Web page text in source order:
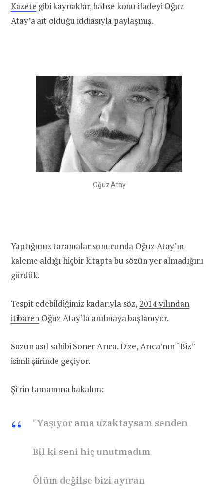
Kazete gibi kaynaklar, bahse konu ifadeyi Oğuz
Atay’a ait olduğu iddiasıyla paylaşmış.
Oğuz Atay
Yaptığımız taramalar sonucunda Oğuz Atay’ın
kaleme aldığı hiçbir kitapta bu sözün yer almadığını
gördük.
Tespit edebildiğimiz kadarıyla söz, 2014 yılından
itibaren Oğuz Atay’la anılmaya başlanıyor.
Sözün asıl sahibi Soner Arıca. Dize, Arıca’nın “Biz”
isimli şiirinde geçiyor.
Şiirin tamamına bakalım:
“Yaşıyor ama uzaktaysam senden
Bil ki seni hiç unutmadım
Ölüm değilse bizi ayıran